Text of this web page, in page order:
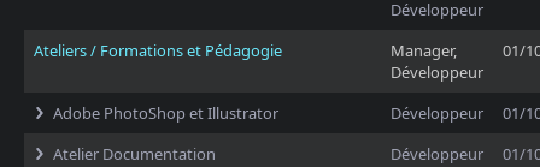
Développeur
Ateliers / Formations et Pédagogie
Manager,
Développeur
01/
Adobe PhotoShop et Illustrator Développeur
01/
Atelier Documentation
Développeur
01/